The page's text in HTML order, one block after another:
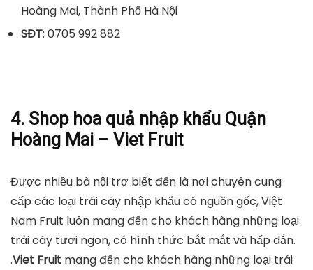
Hoàng Mai, Thành Phố Hà Nội
SĐT: 0705 992 882
4. Shop hoa quả nhập khẩu Quận
Hoàng Mai – Viet Fruit
Được nhiều bà nội trợ biết đến là nơi chuyên cung
cấp các loại trái cây nhập khẩu có nguồn gốc, Việt
Nam Fruit luôn mang đến cho khách hàng những loại
trái cây tươi ngon, có hình thức bắt mắt và hấp dẫn.
.Viet Fruit mang đến cho khách hàng những loại trái